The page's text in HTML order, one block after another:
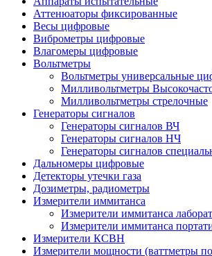
Аттенюаторы фиксированные
Весы цифровые
Виброметры цифровые
Влагомеры цифровые
Вольтметры
Вольтметры универсальные
Милливольтметры
Милливольтметры стрелочные
Генераторы сигналов
Генераторы сигналов ВЧ
Генераторы сигналов НЧ
Генераторы сигналов
Дальномеры цифровые
Детекторы утечки газа
Дозиметры, радиометры
Измерители иммитанса
Измерители иммитанса
Измерители иммитанса
Измерители КСВН
Измерители мощности (ваттметры